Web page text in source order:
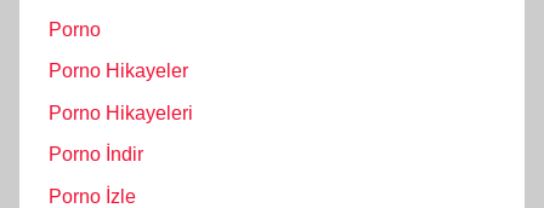
Porno
Porno Hikayeler
Porno Hikayeleri
Porno İndir
Porno İzle